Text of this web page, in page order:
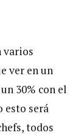
varios
ver en un
30% con el
esto será
todos